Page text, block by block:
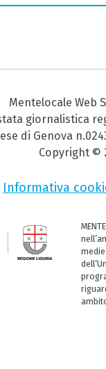
Mentelocale Web
giornalistica
di Genova
Copyright ©
Informativa